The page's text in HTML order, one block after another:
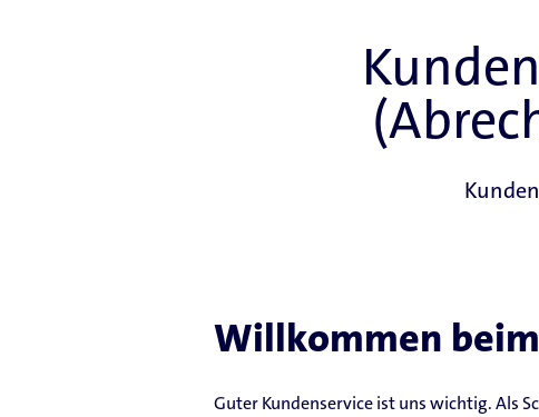
Willkommen
Guter Kundenservice ist uns wichtig. Als